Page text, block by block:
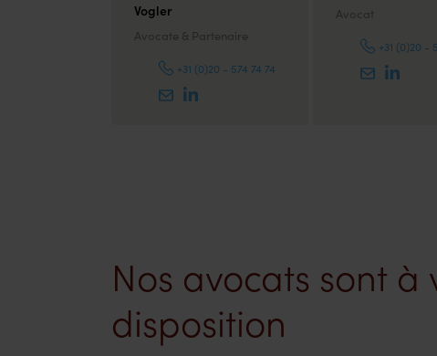
Vogler
Avocate & Partenaire
+31 (0)20 - 574 74 74
Avocat
+31 (0)20 -
Nos avocats sont à
disposition